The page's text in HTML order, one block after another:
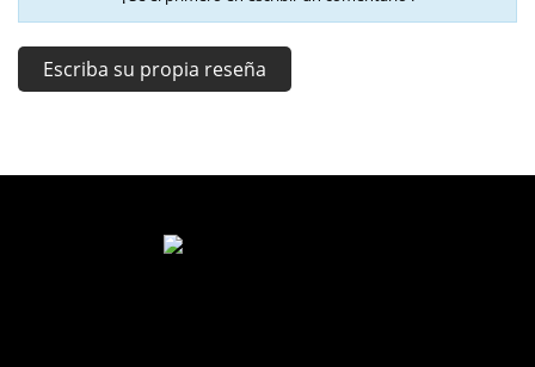
Escriba su propia reseña